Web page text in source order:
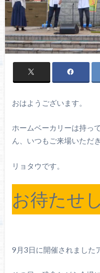
おはようございます。
ホームベーカリーは持っ
ん、いつもご来場いただ
リョタウです。
お待たせ
9月3日に開催されました